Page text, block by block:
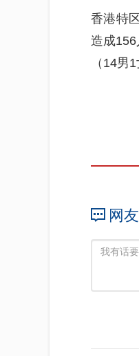
香港特
造成
（14男
网